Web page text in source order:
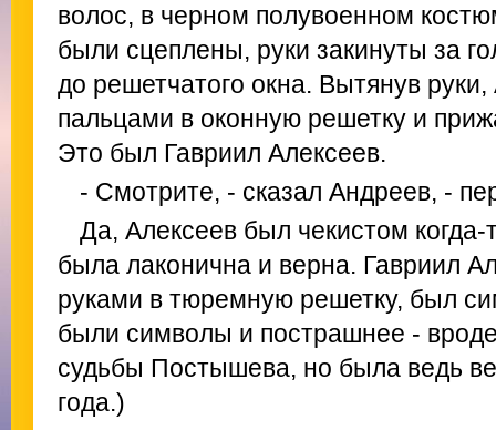
волос, в черном полувоенном
были сцеплены, руки закинуты за
до решетчатого окна. Вытянув
пальцами в оконную решетку и
Это был Гавриил Алексеев.
- Смотрите, - сказал Андреев, -
Да, Алексеев был чекистом
была лаконична и верна. Гавриил
руками в тюремную решетку, был
были символы и пострашнее -
судьбы Постышева, но была ведь
года.)